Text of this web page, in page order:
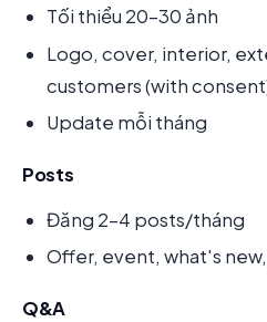
Tối thiểu 20-30 ảnh
Logo, cover, interior,
customers (with
Update mỗi tháng
Posts
Đăng 2-4 posts/tháng
Offer, event, what's
Q&A